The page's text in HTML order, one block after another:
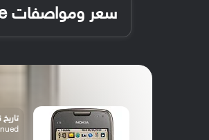
سعر ومواصفات Nokia E73 Mode